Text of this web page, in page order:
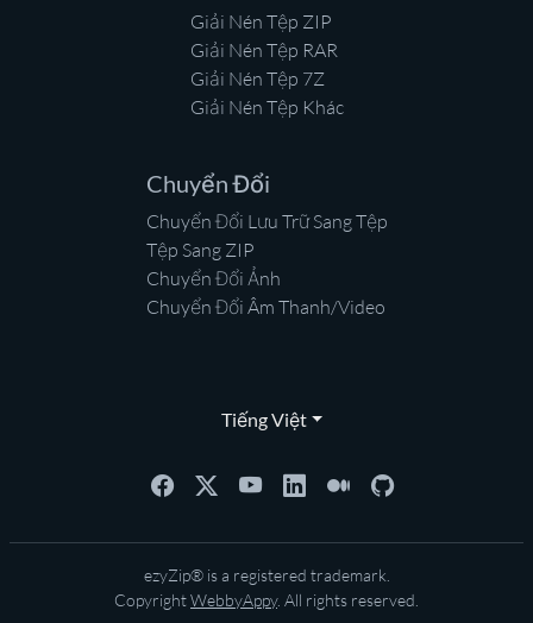
Giải Nén Tệp ZIP
Giải Nén Tệp RAR
Giải Nén Tệp 7Z
Giải Nén Tệp Khác
Chuyển Đổi
Chuyển Đổi Lưu Trữ Sang Tệp
Tệp Sang ZIP
Chuyển Đổi Ảnh
Chuyển Đổi Âm Thanh/Video
Tiếng Việt
ezyZip® is a registered trademark.
CopyrightWebbyAppy. All rights reserved.